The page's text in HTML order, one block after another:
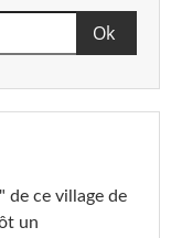
de ce village de
un